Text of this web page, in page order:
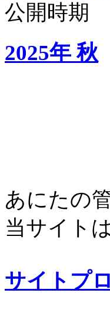
公開時期
2025年 秋
あにたの
当サイト
サイトプ